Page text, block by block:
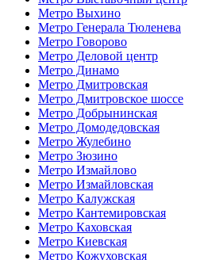
Метро Выхино
Метро Генерала Тюленева
Метро Говорово
Метро Деловой центр
Метро Динамо
Метро Дмитровская
Метро Дмитровское шоссе
Метро Добрынинская
Метро Домодедовская
Метро Жулебино
Метро Зюзино
Метро Измайлово
Метро Измайловская
Метро Калужская
Метро Кантемировская
Метро Каховская
Метро Киевская
Метро Кожуховская